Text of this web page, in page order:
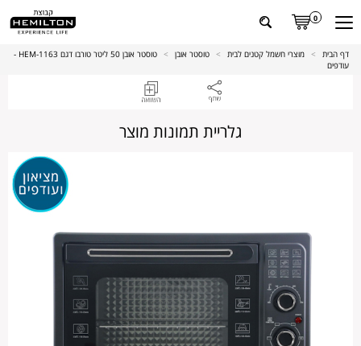
0
דף הבית > מוצרי חשמל קטנים לבית > טוסטר אובן >
טוסטר אובן 50 ליטר טורבו דגם HEM-1163 -
עודפים
גלריית תמונות מוצר